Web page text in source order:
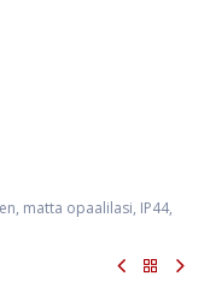
matta opaalilasi, IP44,